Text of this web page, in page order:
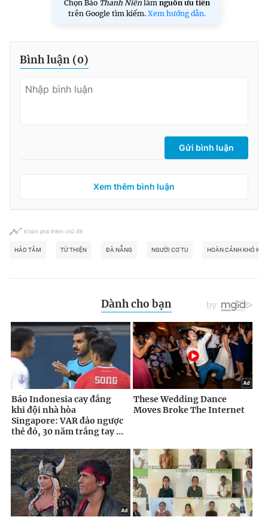
Chọn Báo Thanh Niên làm nguồn ưu tiên
trên Google tìm kiếm. Xem hướng dẫn.
Bình luận (0)
Gửi bình luận
Xem thêm bình luận
Khám phá thêm chủ đề
HẢO TÂM TỪ THIỆN ĐÀ NẴNG NGƯỜI CƠ TU HOÀN CẢNH KHÓ